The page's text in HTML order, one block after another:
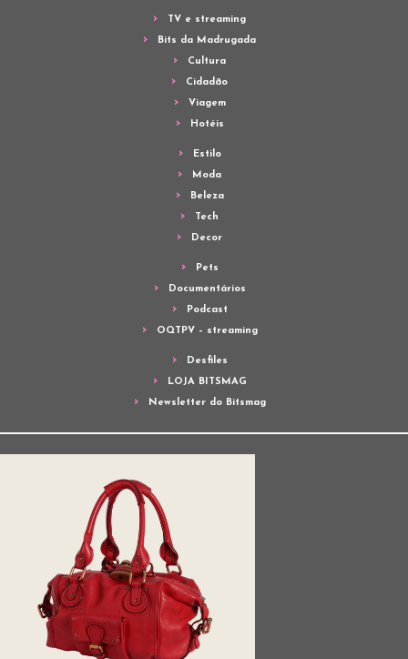
TV e streaming
Bits da Madrugada
Cultura
Cidadão
Viagem
Hotéis
Estilo
Moda
Beleza
Tech
Decor
Pets
Documentários
Podcast
OQTPV – streaming
Desfiles
LOJA BITSMAG
Newsletter do Bitsmag